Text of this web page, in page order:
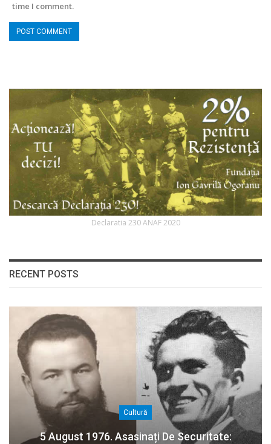
time I comment.
Declaratia 230 ANAF 2020
RECENT POSTS
Cultură
5 August 1976. Asasinați De Securitate: